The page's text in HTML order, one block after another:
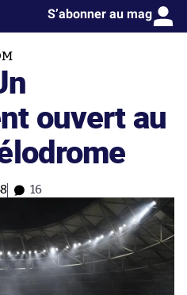
S’abonner au mag
ouvert au
16